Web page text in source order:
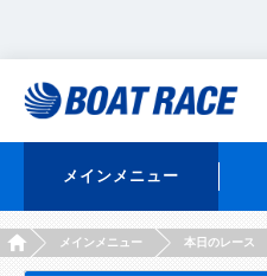
メインメニュー
HOMEメインメニュー 本日のレース